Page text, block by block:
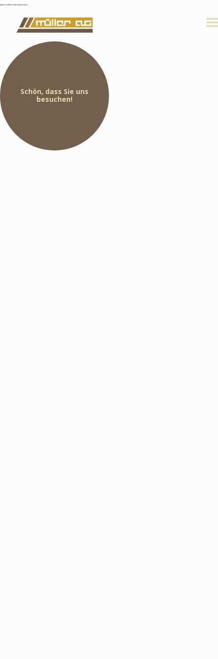
body { overflow-wrap: break-word; }
Schön, dass Sie uns
besuchen!